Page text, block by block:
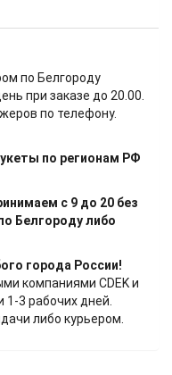
по Белгороду
при заказе до 20.00.
по телефону.
по регионам РФ
с 9 до 20 без
Белгороду либо
города России!
компаниями CDEK и
3 рабочих дней.
либо курьером.